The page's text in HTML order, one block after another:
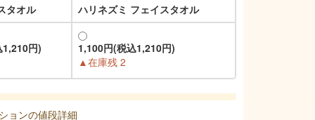
タオル ハリネズミ フェイスタオル
円)
1,100円(税込1,210円)
▲在庫残 2
ョンの値段詳細